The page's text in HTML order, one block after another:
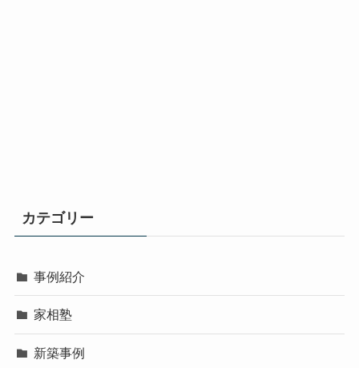
カテゴリー
事例紹介
家相塾
新築事例